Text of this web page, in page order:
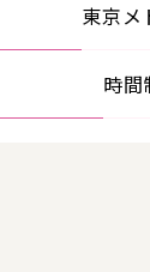
東京メ
時間